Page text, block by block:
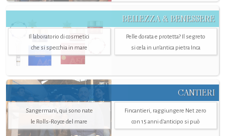
BELLEZZA & BENESSERE
Il laboratorio di cosmetici
che si specchia in mare
Pelle dorata e protetta? Il segreto
si cela in un’antica pietra Inca
CANTIERI
Sangermani, qui sono nate
le Rolls-Royce del mare
Fincantieri, raggiungere Net zero
con 15 anni d'anticipo si può